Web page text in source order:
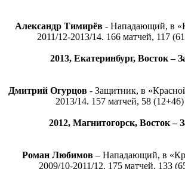
Александр Тимирёв- Нападающий, в
2011/12-2013/14. 166 матчей, 117
2013, Екатеринбург, Восток –
Дмитрий Огурцов - Защитник, в
2013/14. 157 матчей, 58 (12+46)
2012, Магнитогорск, Восток –
Роман Любимов – Нападающий, в
2009/10-2011/12. 175 матчей, 133